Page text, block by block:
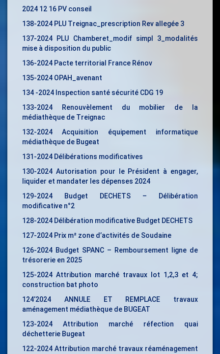
2024 12 16 PV conseil
138-2024 PLU Treignac_prescription Rev allegée 3
137-2024 PLU Chamberet_modif simpl 3_modalités
mise à disposition du public
136-2024 Pacte territorial France Rénov
135-2024 OPAH_avenant
134 -2024 Inspection santé sécurité CDG 19
133-2024 Renouvèlement du mobilier de la
médiathèque de Treignac
132-2024 Acquisition équipement informatique
médiathèque de Bugeat
131-2024 Délibérations modificatives
130-2024 Autorisation pour le Président à engager,
liquider et mandater les dépenses 2024
129-2024 Budget DECHETS – Délibération
modificative n°2
128-2024 Délibération modificative Budget DECHETS
127-2024 Prix m² zone d’activités de Soudaine
126-2024 Budget SPANC – Remboursement ligne de
trésorerie en 2025
125-2024 Attribution marché travaux lot 1,2,3 et 4;
construction bat photo
124’2024 ANNULE ET REMPLACE travaux
aménagement médiathèque de BUGEAT
123-2024 Attribution marché réfection quai
déchetterie Bugeat
122-2024 Attribution marché travaux réaménagement